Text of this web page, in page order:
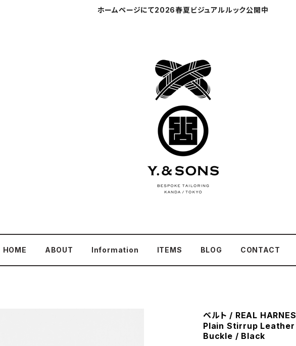
ホームページにて2026春夏ビジュアルルック公開中
HOME ABOUT Information ITEMS BLOG CONTACT
ベルト / REAL
Plain Stirrup
Buckle / Black